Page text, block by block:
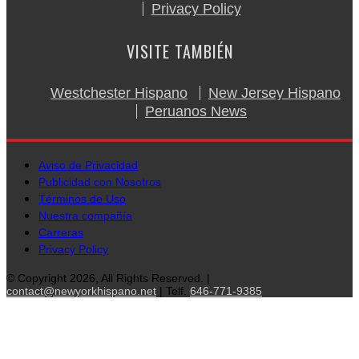
Privacy Policy
VISITE TAMBIÉN
Westchester Hispano
New Jersey Hispano
Peruanos News
Aviso de Privacidad
Publicidad con Nosotros
Términos de Uso
Nuestra compañía
Carreras
Privacy Policy
© Copyright 2026, All Rights Reserved. |
contact@newyorkhispano.net | Telf. 646-771-9385